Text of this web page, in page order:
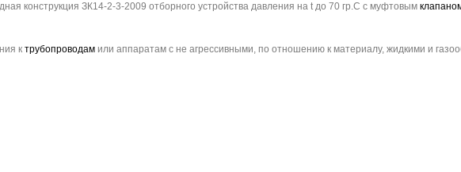
конструкция ЗК14-2-3-2009 отборного устройства давления на t до 70 гр.С с муфтовым
к трубопроводам или аппаратам с не агрессивными, по отношению к материалу, жидкими и